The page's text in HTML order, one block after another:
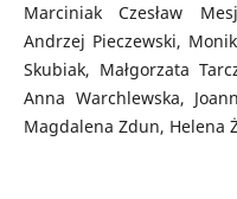
Marciniak Czesław
Andrzej Pieczewski,
Skubiak, Małgorzata
Anna Warchlewska,
Magdalena Zdun, Helena